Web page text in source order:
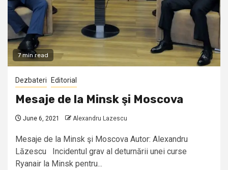
7 min read
Dezbateri Editorial
Mesaje de la Minsk şi Moscova
June 6, 2021 Alexandru Lazescu
Mesaje de la Minsk şi Moscova Autor: Alexandru
Lăzescu Incidentul grav al deturnării unei curse
Ryanair la Minsk pentru...